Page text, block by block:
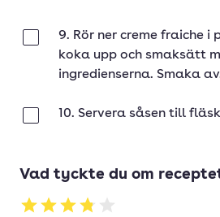
9. Rör ner creme fraiche i
koka upp och smaksätt
ingredienserna. Smaka
10. Servera såsen till
Vad tyckte du om